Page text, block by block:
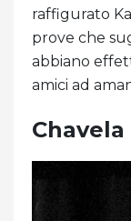
raffigurato
prove che
abbiano
amici ad